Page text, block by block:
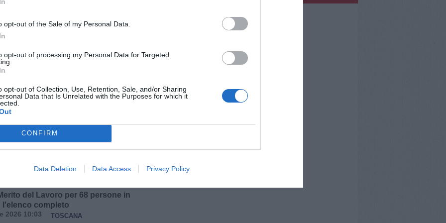
opt-out of the Sale of my Personal Data.
opt-out of processing my Personal Data for Targeted
opt-out of Collection, Use, Retention, Sale, and/or Sharing
Data that Is Unrelated with the Purposes for which it
CONFIRM
Data Deletion Data Access Privacy Policy
regionale ha esteso il codice giallo […]
Leggi tutto
temporali, allerta gialla in Toscana. È
2026 15:22 FIRENZE ATTUALITÀ
la perturbazione che sta interessando la
ore, portando precipitazioni diffuse, localmente
tutta la giornata di domani, mercoledì 6 maggio. La
delle Protezione civile regionale ha emanato un
a tutto il territorio regionale per rischio
idraulico del reticolo minore, fino alla […]
Leggi tutto →
del Lavoro per 68 persone in
l'elenco completo
2026 10:03
TOSCANA